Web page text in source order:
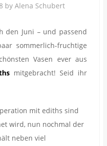
by Alena Schubert
den Juni – und passend
sommerlich-fruchtige
Vasen ever aus
mitgebracht! Seid ihr
mit ediths sind
wird, nun nochmal der
neben viel